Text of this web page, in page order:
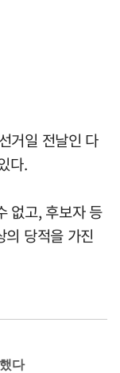
거일 전날인 다
다.
없고, 후보자 등
의 당적을 가진
다